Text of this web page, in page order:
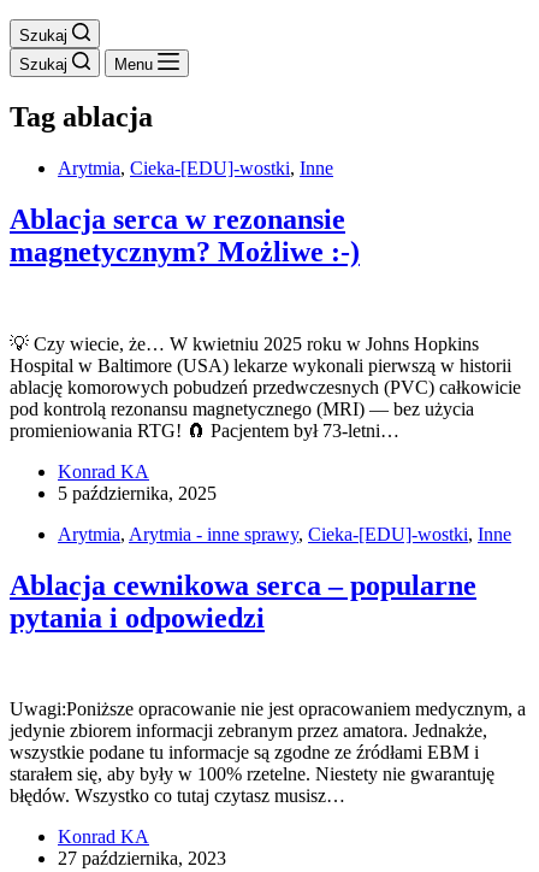
Szukaj
Szukaj
Menu
Tag ablacja
Arytmia, Cieka-[EDU]-wostki, Inne
Ablacja serca w rezonansie
magnetycznym? Możliwe :-)
💡 Czy wiecie, że… W kwietniu 2025 roku w Johns Hopkins
Hospital w Baltimore (USA) lekarze wykonali pierwszą w historii
ablację komorowych pobudzeń przedwczesnych (PVC) całkowicie
pod kontrolą rezonansu magnetycznego (MRI) — bez użycia
promieniowania RTG! 🧲 Pacjentem był 73-letni…
Konrad KA
5 października, 2025
Arytmia, Arytmia - inne sprawy, Cieka-[EDU]-wostki, Inne
Ablacja cewnikowa serca – popularne
pytania i odpowiedzi
Uwagi:Poniższe opracowanie nie jest opracowaniem medycznym, a
jedynie zbiorem informacji zebranym przez amatora. Jednakże,
wszystkie podane tu informacje są zgodne ze źródłami EBM i
starałem się, aby były w 100% rzetelne. Niestety nie gwarantuję
błędów. Wszystko co tutaj czytasz musisz…
Konrad KA
27 października, 2023